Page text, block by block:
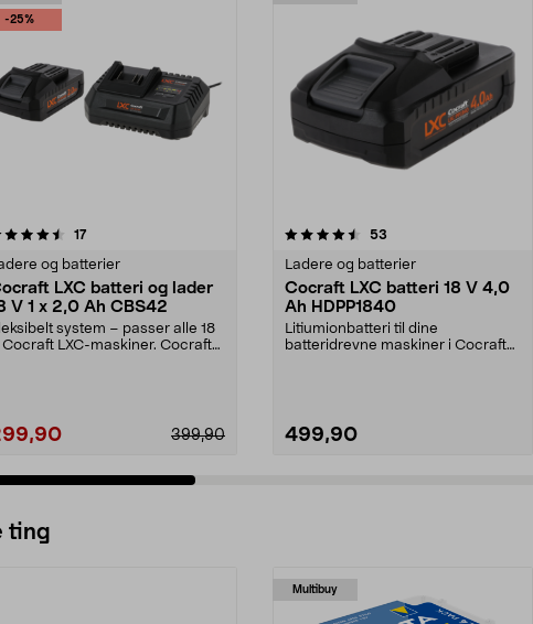
-25%
17anmeldelser
og batterier
LXC batteri og lader
V 1 x 2,0 Ah CBS42
system – passer alle 18
Cocraft LXC-maskiner. Cocraft
399,90
4.5 av 5 stjerner 53
Ladere og batterier
Cocraft LXC batteri 18 V 4,0
Ah HDPP1840
Litiumionbatteri til dine
batteridrevne maskiner i Cocraft
499,90
4.5 av 5 stjerner
ting
Multibuy